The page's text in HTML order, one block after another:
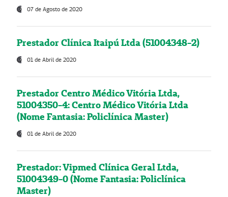
07 de Agosto de 2020
Prestador Clínica Itaipú Ltda (51004348-2)
01 de Abril de 2020
Prestador Centro Médico Vitória Ltda,
51004350-4: Centro Médico Vitória Ltda
(Nome Fantasia: Policlínica Master)
01 de Abril de 2020
Prestador: Vipmed Clínica Geral Ltda,
51004349-0 (Nome Fantasia: Policlínica
Master)